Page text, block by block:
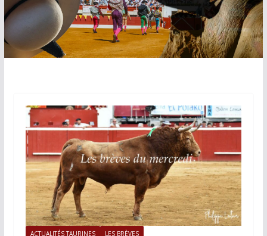
ACTUALITÉS TAURINES LES BRÈVES